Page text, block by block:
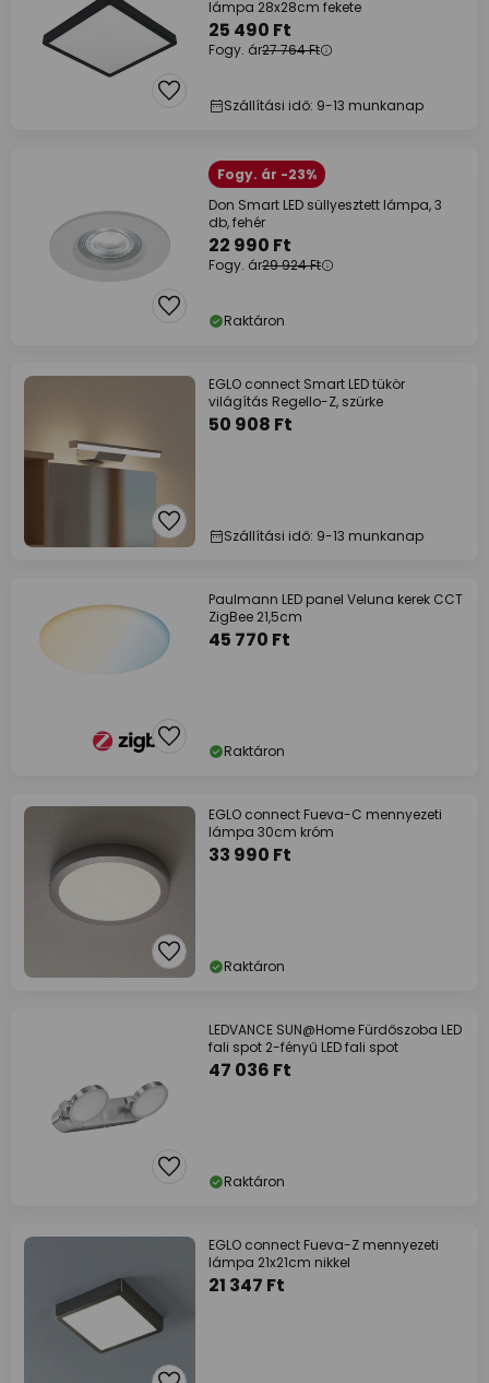
lámpa 28x28cm fekete
25 490 Ft
Fogy. ár27 764 Ft
Szállítási idő: 9-13 munkanap
Fogy. ár -23%
Don Smart LED süllyesztett lámpa, 3
db, fehér
22 990 Ft
Fogy. ár29 924 Ft
Raktáron
EGLO connect Smart LED tükör
világítás Regello-Z, szürke
50 908 Ft
Szállítási idő: 9-13 munkanap
Paulmann LED panel Veluna kerek CCT
ZigBee 21,5cm
45 770 Ft
Raktáron
EGLO connect Fueva-C mennyezeti
lámpa 30cm króm
33 990 Ft
Raktáron
LEDVANCE SUN@Home Fürdőszoba LED
fali spot 2-fényű LED fali spot
47 036 Ft
Raktáron
EGLO connect Fueva-Z mennyezeti
lámpa 21x21cm nikkel
21 347 Ft